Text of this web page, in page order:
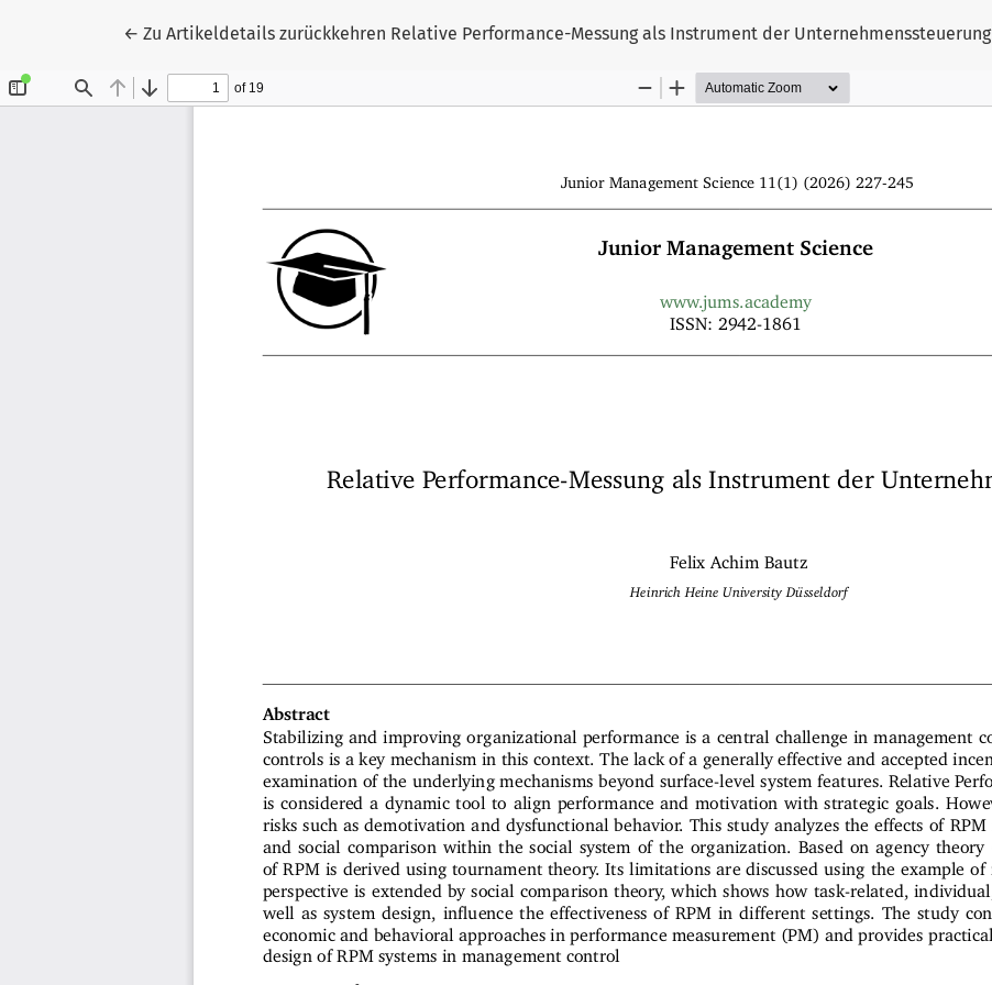
← Zu Artikeldetails zurückkehren Relative Performance-Messung als Instrument der Unternehmenssteuerung